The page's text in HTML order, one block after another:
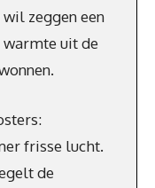
zeggen een
uit de
frisse lucht.
de